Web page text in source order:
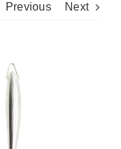
Previous Next